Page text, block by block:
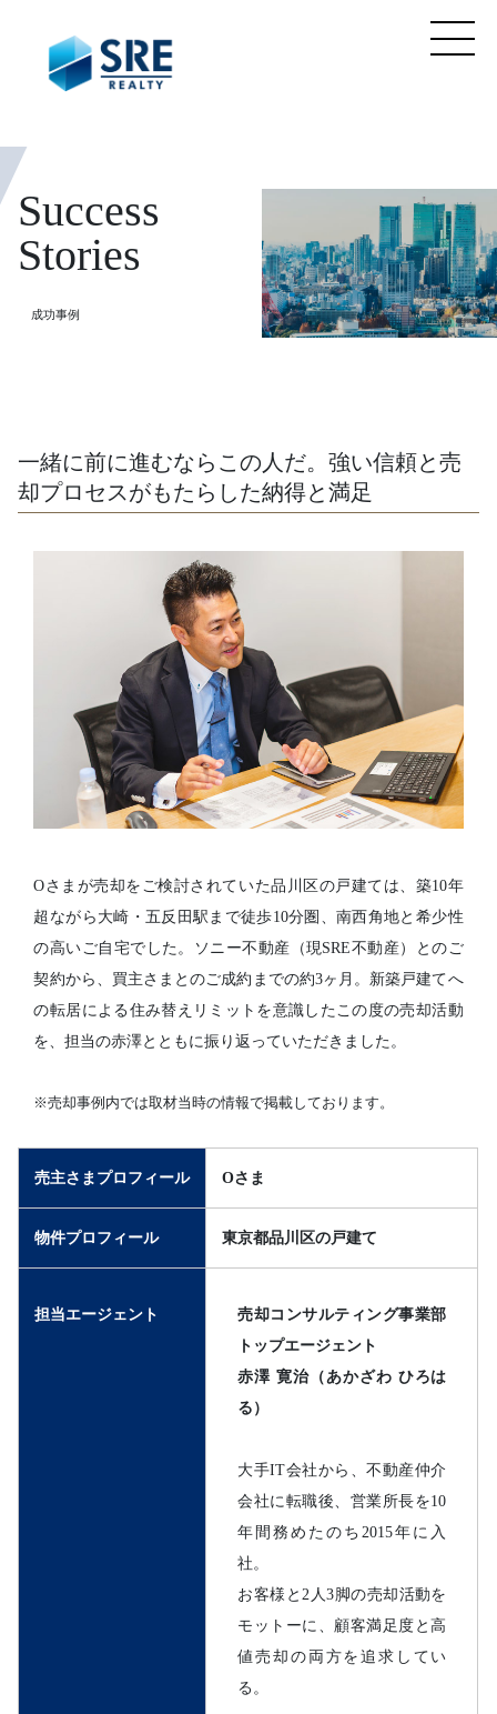
Success
Stories
成功事例
一緒に前に進むならこの人だ。強い信頼と売
却プロセスがもたらした納得と満足
Oさまが売却をご検討されていた品川区の戸建ては、築10年
超ながら大崎・五反田駅まで徒歩10分圏、南西角地と希少性
の高いご自宅でした。ソニー不動産（現SRE不動産）とのご
契約から、買主さまとのご成約までの約3ヶ月。新築戸建てへ
の転居による住み替えリミットを意識したこの度の売却活動
を、担当の赤澤とともに振り返っていただきました。
※売却事例内では取材当時の情報で掲載しております。
売主さまプロフィール Oさま
物件プロフィール 東京都品川区の戸建て
担当エージェント
売却コンサルティング事業部
トップエージェント
赤澤 寛治（あかざわ ひろは
る）
大手IT会社から、不動産仲介
会社に転職後、営業所長を10
年間務めたのち2015年に入
社。
お客様と2人3脚の売却活動を
モットーに、顧客満足度と高
値売却の両方を追求してい
る。